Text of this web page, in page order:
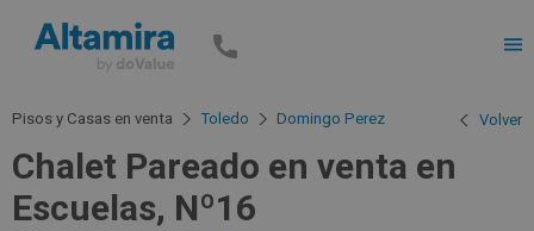
Pisos y Casas en venta Toledo Domingo Perez Volver
Chalet Pareado en venta en
Escuelas, Nº16